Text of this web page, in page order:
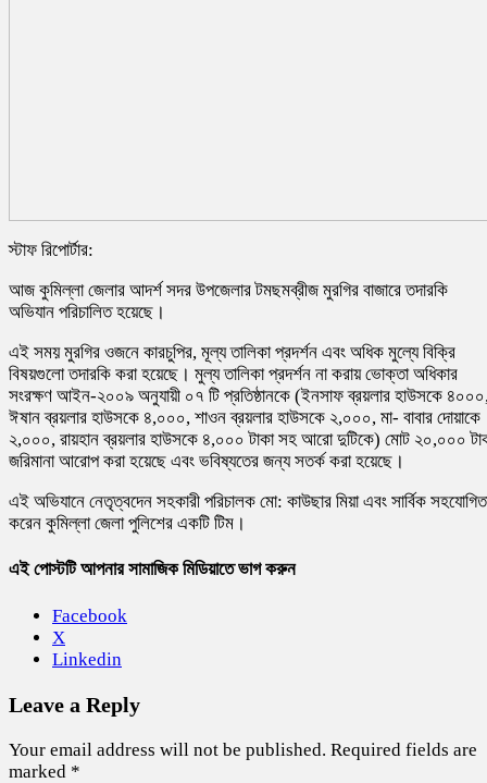
স্টাফ রিপোর্টার:
আজ কুমিল্লা জেলার আদর্শ সদর উপজেলার টমছমব্রীজ মুরগির বাজারে তদারকি
অভিযান পরিচালিত হয়েছে।
এই সময় মুরগির ওজনে কারচুপির, মূল্য তালিকা প্রদর্শন এবং অধিক মুল্যে বিক্রি
বিষয়গুলো তদারকি করা হয়েছে। মুল্য তালিকা প্রদর্শন না করায় ভোক্তা অধিকার
সংরক্ষণ আইন-২০০৯ অনুযায়ী ০৭ টি প্রতিষ্ঠানকে (ইনসাফ ব্রয়লার হাউসকে
ঈষান ব্রয়লার হাউসকে ৪,০০০, শাওন ব্রয়লার হাউসকে ২,০০০, মা- বাবার দোয়াকে
২,০০০, রায়হান ব্রয়লার হাউসকে ৪,০০০ টাকা সহ আরো দুটিকে) মোট ২০,০০০
জরিমানা আরোপ করা হয়েছে এবং ভবিষ্যতের জন্য সতর্ক করা হয়েছে।
এই অভিযানে নেতৃত্বদেন সহকারী পরিচালক মো: কাউছার মিয়া এবং সার্বিক
করেন কুমিল্লা জেলা পুলিশের একটি টিম।
এই পোস্টটি আপনার সামাজিক মিডিয়াতে ভাগ করুন
Facebook
X
Linkedin
Leave a Reply
Your email address will not be published. Required fields are
marked *